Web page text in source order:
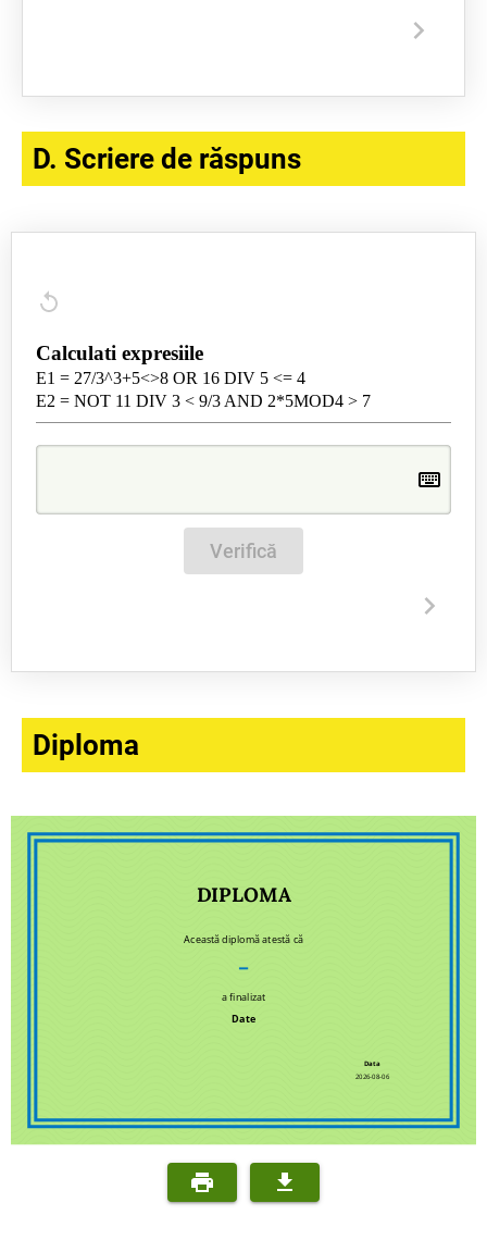
D. Scriere de răspuns
Calculati expresiile
E1 = 27/3^3+5<>8 OR 16 DIV 5 <= 4
E2 = NOT 11 DIV 3 < 9/3 AND 2*5MOD4 > 7
Verifică
Diploma
DIPLOMA
Această diplomă atestă că
–
a finalizat
Date
Data
2026-08-06